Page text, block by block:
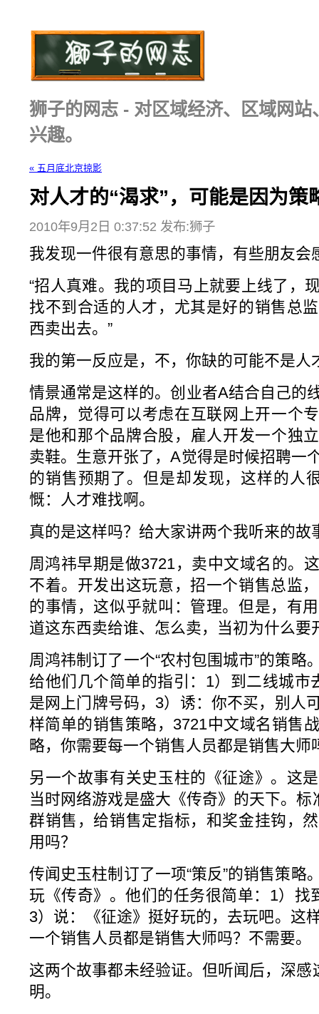
狮子的网志 - 对区域经济、区域网
兴趣。
« 五月底北京掠影
对人才的“渴求”，可能是因为策
2010年9月2日 0:37:52 发布:狮子
我发现一件很有意思的事情，有些朋友会
“招人真难。我的项目马上就要上线了，
找不到合适的人才，尤其是好的销售总
西卖出去。”
我的第一反应是，不，你缺的可能不是人
情景通常是这样的。创业者A结合自己的
品牌，觉得可以考虑在互联网上开一个
是他和那个品牌合股，雇人开发一个独
卖鞋。生意开张了，A觉得是时候招聘一
的销售预期了。但是却发现，这样的人
慨：人才难找啊。
真的是这样吗？给大家讲两个我听来的故
周鸿祎早期是做3721，卖中文域名的。
不着。开发出这玩意，招一个销售总监
的事情，这似乎就叫：管理。但是，有
道这东西卖给谁、怎么卖，当初为什么要
周鸿祎制订了一个“农村包围城市”的策略
给他们几个简单的指引：1）到二线城市
是网上门牌号码，3）诱：你不买，别人
样简单的销售策略，3721中文域名销售
略，你需要每一个销售人员都是销售大师
另一个故事有关史玉柱的《征途》。这
当时网络游戏是盛大《传奇》的天下。标
群销售，给销售定指标，和奖金挂钩，
用吗？
传闻史玉柱制订了一项“策反”的销售策略
玩《传奇》。他们的任务很简单：1）找
3）说：《征途》挺好玩的，去玩吧。这
一个销售人员都是销售大师吗？不需要。
这两个故事都未经验证。但听闻后，深感
明。